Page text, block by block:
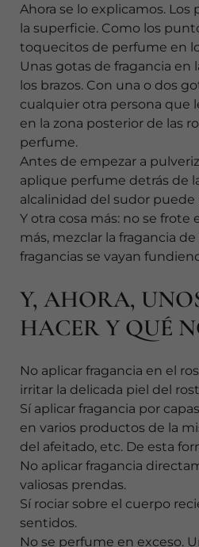
Ahora se lo explicamos.
la superficie. Como los
toquecitos de perfume en
Unas gotas de fragancia
los brazos. Con una o dos
cualquier otra persona que
en la zona posterior de las
perfume.
Antes de empezar a
aplique perfume detrás de
alcalinidad del sudor
Y otra cosa más: no se frote
más, mezclar la fragancia
fragancias se vayan
Y, AHORA,
HACER Y QUÉ
No aplicar fragancia en el
irritar la delicada piel del
Sí aplicar fragancia por
en varios productos de la
del afeitado, etc. De esta
No aplicar fragancia
valiosas prendas.
Sí rociar sobre el cuerpo
sentidos.
No se perfume en exceso.